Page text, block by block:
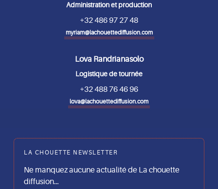
Administration et production
+32 486 97 27 48
myriam@lachouettediffusion.com
Lova Randrianasolo
Logistique de tournée
+32 488 76 46 96
lova@lachouettediffusion.com
LA CHOUETTE NEWSLETTER
Ne manquez aucune actualité de La chouette
diffusion…